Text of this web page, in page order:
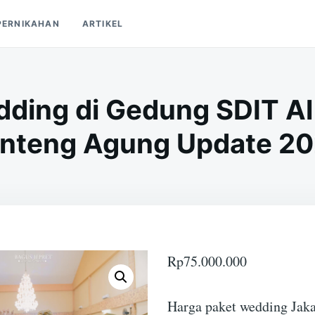
ARTIKEL
di Gedung SDIT
Agung Update
Rp75.000.000
Harga paket wedding